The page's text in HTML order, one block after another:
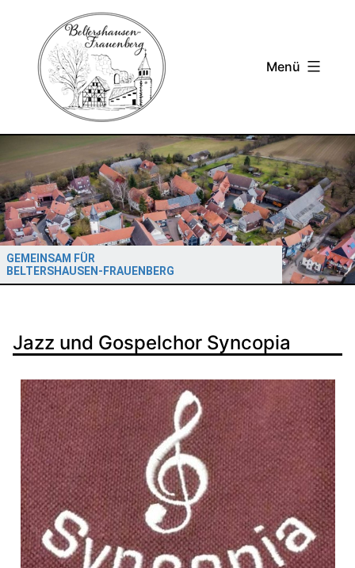
springen
Menü
GEMEINSAM FÜR
BELTERSHAUSEN-FRAUENBERG
Jazz und Gospelchor Syncopia